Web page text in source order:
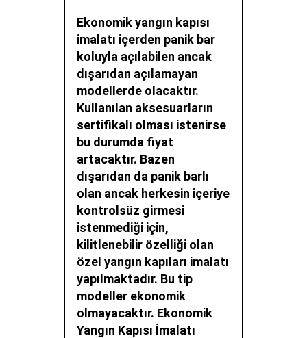
Ekonomik yangın kapısı
imalatı içerden panik bar
koluyla açılabilen ancak
dışarıdan açılamayan
modellerde olacaktır.
Kullanılan aksesuarların
sertifikalı olması istenirse
bu durumda fiyat
artacaktır. Bazen
dışarıdan da panik barlı
olan ancak herkesin içeriye
kontrolsüz girmesi
istenmediği için,
kilitlenebilir özelliği olan
özel yangın kapıları imalatı
yapılmaktadır. Bu tip
modeller ekonomik
olmayacaktır. Ekonomik
Yangın Kapısı İmalatı